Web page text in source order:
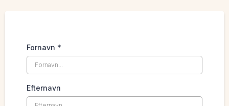
Fornavn *
Efternavn